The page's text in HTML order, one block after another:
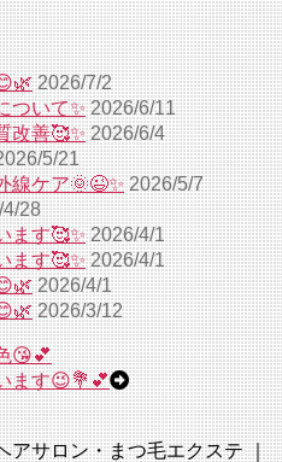
2026/7/2
ついて✨ 2026/6/11
改善🥰✨ 2026/6/4
5/21
線ケア🌞😉✨ 2026/5/7
28
ます🥰✨ 2026/4/1
ます🥰✨ 2026/4/1
2026/4/1
2026/3/12
😘💕
ます😉💐💕
アサロン・まつ毛エクステ ｜